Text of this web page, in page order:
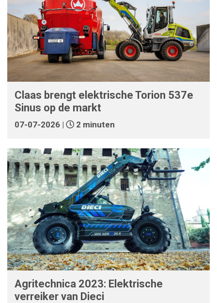
Claas brengt elektrische Torion 537e
Sinus op de markt
07-07-2026 | 2 minuten
Agritechnica 2023: Elektrische
verreiker van Dieci